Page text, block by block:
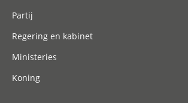
Partij
Regering en kabinet
Ministeries
Koning